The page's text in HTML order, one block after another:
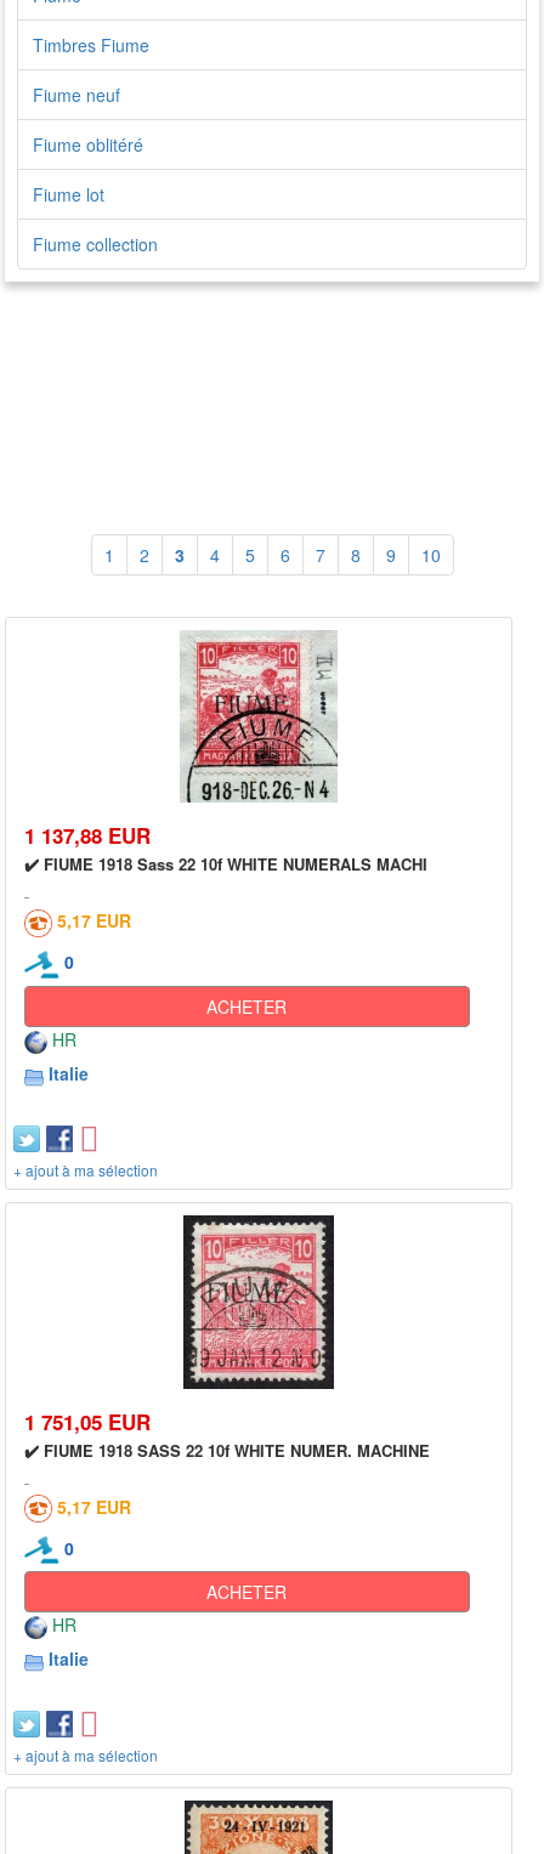
Timbres Fiume
Fiume neuf
Fiume oblitéré
Fiume lot
Fiume collection
1 2 3 4 5 6 7 8 9 10
1 137,88 EUR
✔️ FIUME 1918 Sass 22 10f WHITE NUMERALS MACHI
5,17 EUR
0
ACHETER
HR
Italie
+ ajout à ma sélection
1 751,05 EUR
✔️ FIUME 1918 SASS 22 10f WHITE NUMER. MACHINE
5,17 EUR
0
ACHETER
HR
Italie
+ ajout à ma sélection